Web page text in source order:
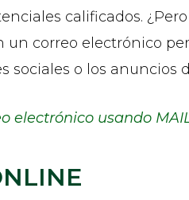
calificados.
un correo electrónico
sociales o los anuncios
electrónico usando